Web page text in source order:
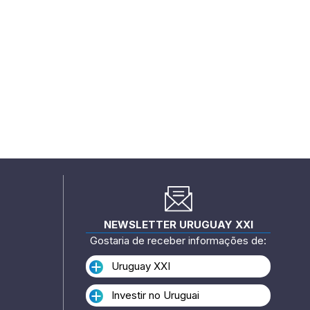
NEWSLETTER URUGUAY XXI
Gostaria de receber informações de:
Uruguay XXI
Investir no Uruguai